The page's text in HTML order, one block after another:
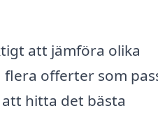
att jämföra olika
offerter som
hitta det bästa